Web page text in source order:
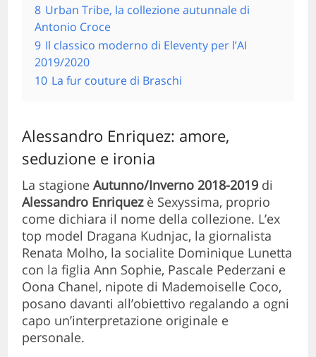
8 Urban Tribe, la collezione autunnale di
Antonio Croce
9 Il classico moderno di Eleventy per l’AI
2019/2020
10 La fur couture di Braschi
Alessandro Enriquez: amore,
seduzione e ironia
La stagioneAutunno/Inverno 2018-2019 di
Alessandro Enriquezè Sexyssima, proprio
come dichiara il nome della collezione. L’ex
top model Dragana Kudnjac, la giornalista
Renata Molho, la socialite Dominique Lunetta
con la figlia Ann Sophie, Pascale Pederzani e
Oona Chanel, nipote di Mademoiselle Coco,
posano davanti all’obiettivo regalando a ogni
capo un’interpretazione originale e
personale.